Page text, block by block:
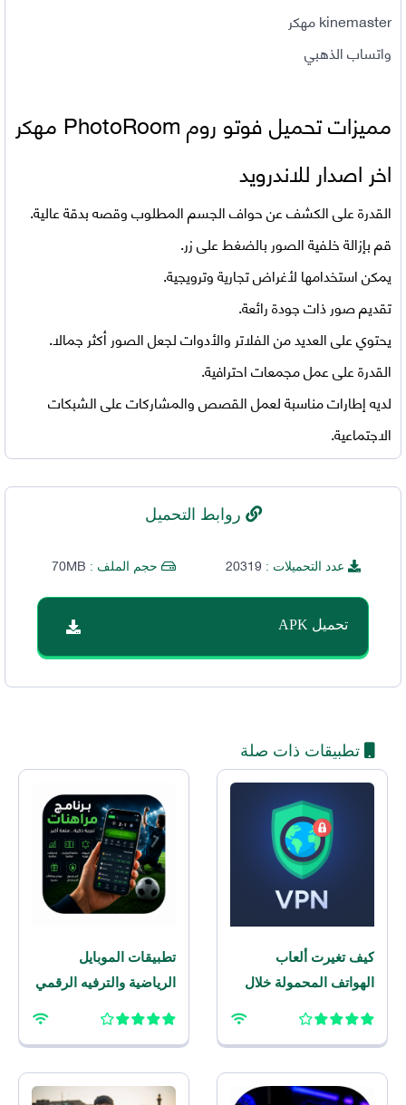
kinemaster مهكر
واتساب الذهبي
مميزات تحميل فوتو روم
PhotoRoom مهكر
اخر اصدار للاندرويد
القدرة على الكشف عن حواف الجسم المطلوب وقصه بدقة عالية.
قم بإزالة خلفية الصور بالضغط على زر.
يمكن استخدامها لأغراض تجارية وترويجية.
تقديم صور ذات جودة رائعة.
يحتوي على العديد من الفلاتر والأدوات لجعل الصور أكثر جمالا.
القدرة على عمل مجمعات احترافية.
لديه إطارات مناسبة لعمل القصص والمشاركات على الشبكات
الاجتماعية.
روابط التحميل
عدد التحميلات : 20319 حجم الملف : 70MB
تحميل APK
تطبيقات ذات صلة
كيف تغيرت ألعاب
الهواتف المحمولة خلال
تطبيقات الموبايل
الرياضية والترفيه الرقمي